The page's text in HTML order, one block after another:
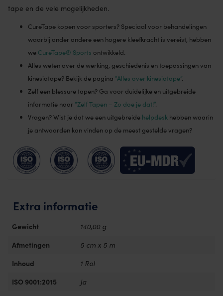
tape en de vele mogelijkheden.
CureTape kopen voor sporters? Speciaal voor behandelingen
waarbij onder andere een hogere kleefkracht is vereist, hebben
we CureTape® Sports ontwikkeld.
Alles weten over de werking, geschiedenis en toepassingen van
kinesiotape? Bekijk de pagina “Alles over kinesiotape”.
Zelf een blessure tapen? Ga voor duidelijke en uitgebreide
informatie naar “Zelf Tapen – Zo doe je dat!”.
Vragen? Wist je dat we een uitgebreide helpdesk hebben waarin
je antwoorden kan vinden op de meest gestelde vragen?
Extra informatie
Gewicht 140,00 g
Afmetingen 5 cm x 5 m
Inhoud 1 Rol
ISO 9001:2015 Ja